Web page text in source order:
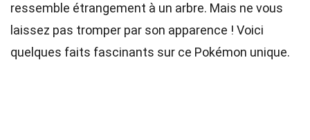
ressemble étrangement à un arbre. Mais ne vous
laissez pas tromper par son apparence ! Voici
quelques faits fascinants sur ce Pokémon unique.